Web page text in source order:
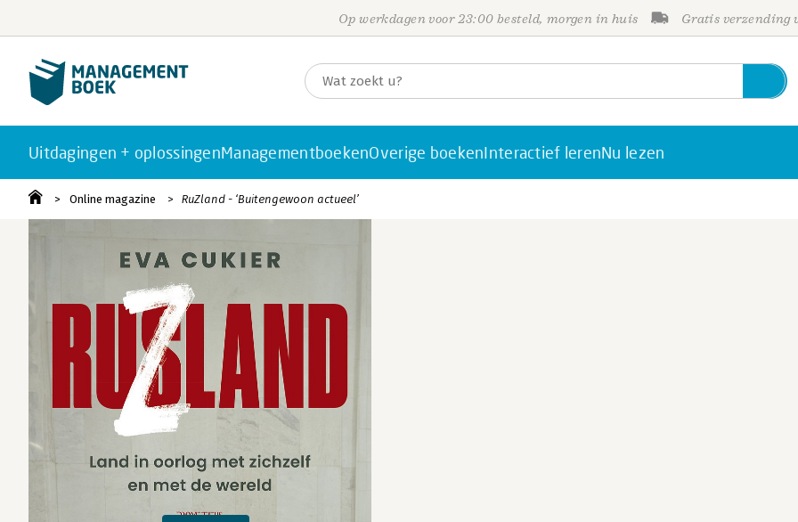
Op werkdagen voor 23:00 besteld, morgen in huis Gratis verzending
Uitdagingen + oplossingenManagementboekenOverige boekenInteractief lerenNu lezen
Online magazine RuZland - ‘Buitengewoon actueel’